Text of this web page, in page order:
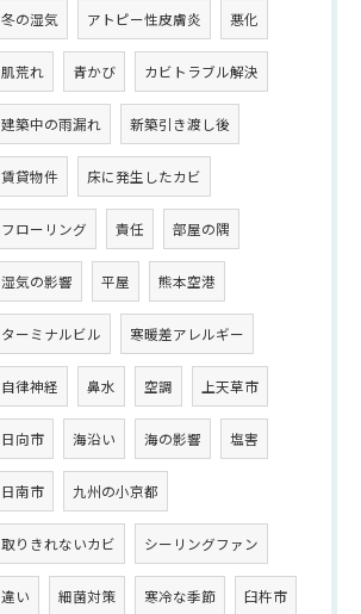
冬の湿気 アトピー性皮膚炎 悪化
肌荒れ 青かび カビトラブル解決
建築中の雨漏れ 新築引き渡し後
賃貸物件 床に発生したカビ
フローリング 責任 部屋の隅
湿気の影響 平屋 熊本空港
ターミナルビル 寒暖差アレルギー
自律神経 鼻水 空調 上天草市
日向市 海沿い 海の影響 塩害
日南市 九州の小京都
取りきれないカビ シーリングファン
違い 細菌対策 寒冷な季節 臼杵市